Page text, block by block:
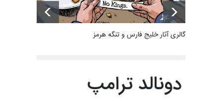
گالری آثار خلیج فارس و تنگه هرمز
دونالد ترامپ